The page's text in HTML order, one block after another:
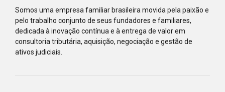
Somos uma empresa familiar brasileira movida pela paixão e
pelo trabalho conjunto de seus fundadores e familiares,
dedicada à inovação contínua e à entrega de valor em
consultoria tributária, aquisição, negociação e gestão de
ativos judiciais.